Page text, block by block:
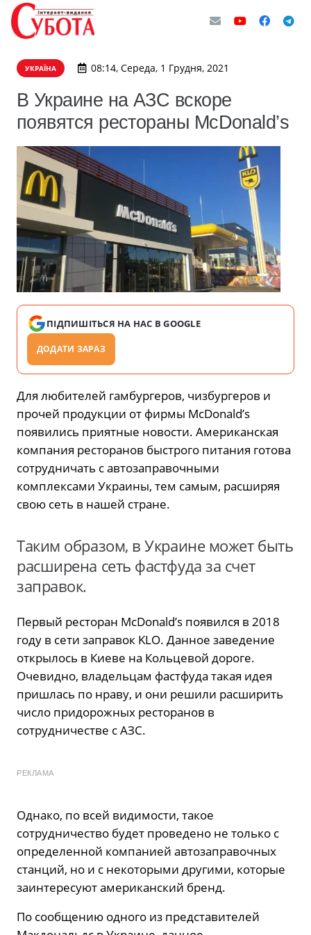
УКРАЇНА 08:14, Середа, 1 Грудня, 2021
В Украине на АЗС вскоре
появятся рестораны McDonald’s
ПІДПИШІТЬСЯ НА НАС В GOOGLE
ДОДАТИ ЗАРАЗ
Для любителей гамбургеров, чизбургеров и
прочей продукции от фирмы McDonald’s
появились приятные новости. Американская
компания ресторанов быстрого питания готова
сотрудничать с автозаправочными
комплексами Украины, тем самым, расширяя
свою сеть в нашей стране.
Таким образом, в Украине может быть
расширена сеть фастфуда за счет
заправок.
Первый ресторан McDonald’s появился в 2018
году в сети заправок KLO. Данное заведение
открылось в Киеве на Кольцевой дороге.
Очевидно, владельцам фастфуда такая идея
пришлась по нраву, и они решили расширить
число придорожных ресторанов в
сотрудничестве с АЗС.
РЕКЛАМА
Однако, по всей видимости, такое
сотрудничество будет проведено не только с
определенной компанией автозаправочных
станций, но и с некоторыми другими, которые
заинтересуют американский бренд.
По сообщению одного из представителей